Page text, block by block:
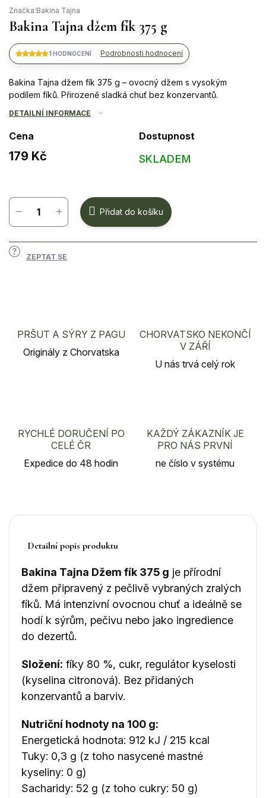
Značka:Bakina Tajna
Bakina Tajna džem fík 375 g
1 HODNOCENÍ Podrobnosti hodnocení
Bakina Tajna džem fík 375 g – ovocný džem s vysokým
podílem fíků. Přirozeně sladká chuť bez konzervantů.
DETAILNÍ INFORMACE
Cena
179 Kč
Dostupnost
SKLADEM
Přidat do košíku
ZEPTAT SE
PRŠUT A SÝRY Z PAGU
Originály z Chorvatska
CHORVATSKO NEKONČÍ
V ZÁŘÍ
U nás trvá celý rok
RYCHLÉ DORUČENÍ PO
CELÉ ČR
Expedice do 48 hodin
KAŽDÝ ZÁKAZNÍK JE
PRO NÁS PRVNÍ
ne číslo v systému
Detailní popis produktu
Bakina Tajna Džem fík 375 g je přírodní
džem připravený z pečlivě vybraných zralých
fíků. Má intenzivní ovocnou chuť a ideálně se
hodí k sýrům, pečivu nebo jako ingredience
do dezertů.
Složení: fíky 80 %, cukr, regulátor kyselosti
(kyselina citronová). Bez přidaných
konzervantů a barviv.
Nutriční hodnoty na 100 g:
Energetická hodnota: 912 kJ / 215 kcal
Tuky: 0,3 g (z toho nasycené mastné
kyseliny: 0 g)
Sacharidy: 52 g (z toho cukry: 50 g)